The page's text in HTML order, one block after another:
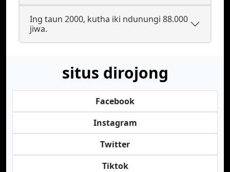
Ing taun 2000, kutha iki ndunungi 88.000
jiwa.
situs dirojong
Facebook
Instagram
Twitter
Tiktok